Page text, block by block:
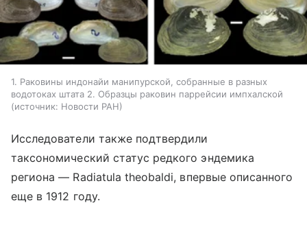
1. Раковины индонайи манипурской, собранные в разных
водотоках штата 2. Образцы раковин паррейсии импхалской
источник: Новости РАН
Исследователи также подтвердили
таксономический статус редкого эндемика
региона — Radiatula theobaldi, впервые описанного
еще в 1912 году.